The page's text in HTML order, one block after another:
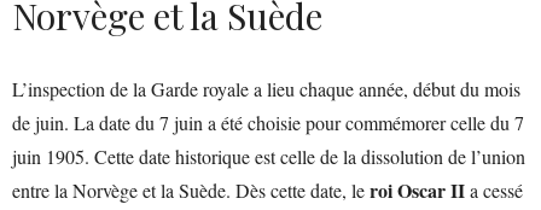
Norvège et la Suède
L’inspection de la Garde royale a lieu chaque année, début du mois
de juin. La date du 7 juin a été choisie pour commémorer celle du 7
juin 1905. Cette date historique est celle de la dissolution de l’union
entre la Norvège et la Suède. Dès cette date, leroi Oscar IIa cessé